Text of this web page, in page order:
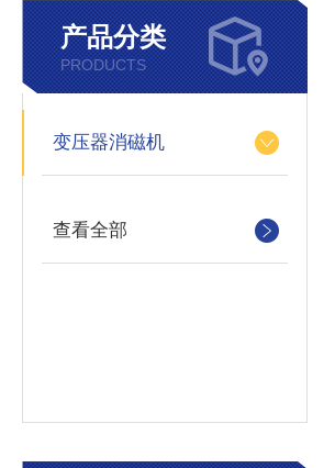
产品分类
PRODUCTS
变压器消磁机
查看全部